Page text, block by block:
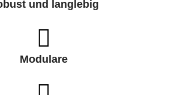
und langlebig
Modulare